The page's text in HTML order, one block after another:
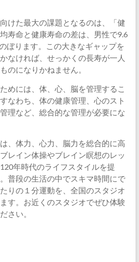
けた最大の課題となるのは、「健
寿命と健康寿命の差は、男性で9.6
ぼります。この大きなギャップを
なければ、せっかくの長寿が一人
のになりかねません。
めには、体、心、脳を管理するこ
なわち、体の健康管理、心のスト
理など、総合的な管理が必要にな
、体力、心力、脳力を総合的に高
レイン体操やブレイン瞑想のレッ
年時代のライフスタイルを提
普段の生活の中でスキマ時間にで
りの１分運動を、全国のスタジオ
す。お近くのスタジオでぜひ体験
さい。